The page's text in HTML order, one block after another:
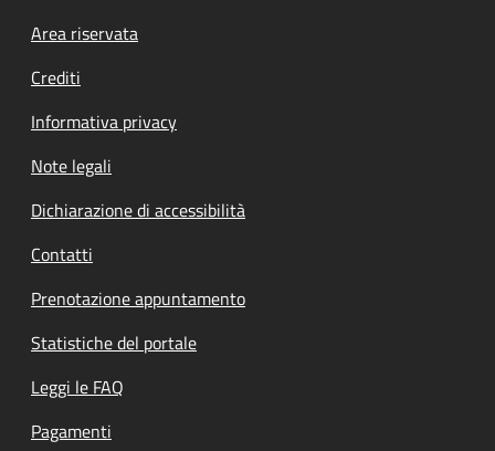
Footer menu
Area riservata
Crediti
Informativa privacy
Note legali
Dichiarazione di accessibilità
Contatti
Prenotazione appuntamento
Statistiche del portale
Leggi le FAQ
Pagamenti